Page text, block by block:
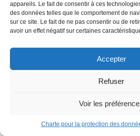
appareils. Le fait de consentir à ces
des données telles que le comportement de
sur ce site. Le fait de ne pas consentir ou de
avoir un effet négatif sur certaines
Accepter
Refuser
Voir les
Charte pour la protection des
Basketful of Heads
June Branch mène une vie des plus
jour où quatre criminels parviennent à
d’autre choix que de se munir d’une
hache viking du VIIIe siècle ! Mais
propriétés bien singulières : à même
conscientes ! Pour sauver Liam, June